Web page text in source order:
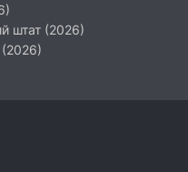
штат (2026)